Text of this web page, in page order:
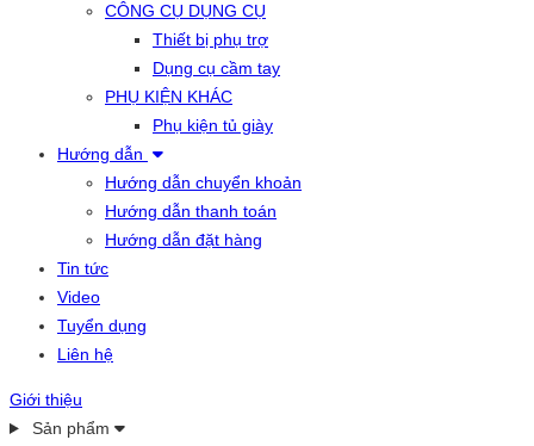
CÔNG CỤ DỤNG CỤ
Thiết bị phụ trợ
Dụng cụ cầm tay
PHỤ KIỆN KHÁC
Phụ kiện tủ giày
Hướng dẫn
Hướng dẫn chuyển khoản
Hướng dẫn thanh toán
Hướng dẫn đặt hàng
Tin tức
Video
Tuyển dụng
Liên hệ
Giới thiệu
Sản phẩm